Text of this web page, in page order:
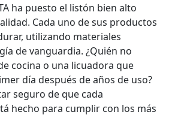
ha puesto el listón bien alto
Cada uno de sus productos
utilizando materiales
de vanguardia. ¿Quién no
cocina o una licuadora que
día después de años de uso?
seguro de que cada
hecho para cumplir con los más